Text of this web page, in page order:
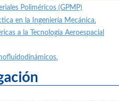
Poliméricos (GPMP)
en la Ingeniería Mecánica.
a la Tecnología Aeroespacia
.